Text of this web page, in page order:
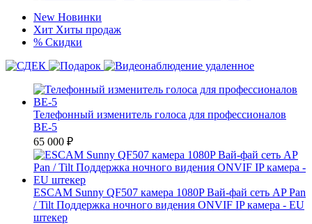
New Новинки
Хит Хиты продаж
% Скидки
Телефонный изменитель голоса для профессионалов
ВЕ-5
65 000 ₽
ESCAM Sunny QF507 камера 1080P Вай-фай сеть AP Pan
/ Tilt Поддержка ночного видения ONVIF IP камера - EU
штекер